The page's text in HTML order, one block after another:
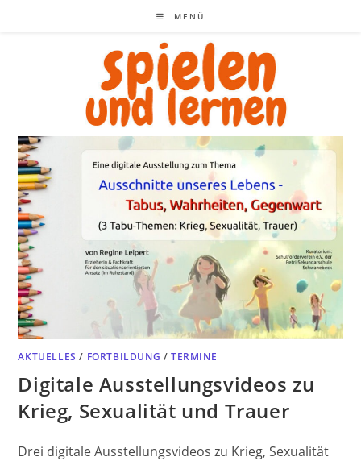
MENÜ
AKTUELLES / FORTBILDUNG /TERMINE
Digitale Ausstellungsvideos zu
Krieg, Sexualität und Trauer
Drei digitale Ausstellungsvideos zu Krieg, Sexualität